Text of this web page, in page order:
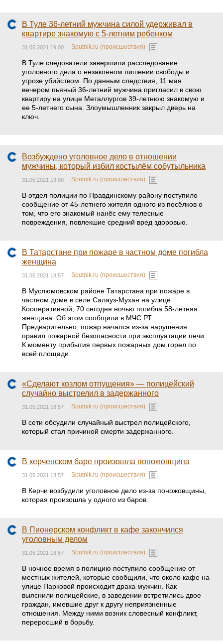
В Туле 36-летний мужчина силой удерживал в
квартире знакомую с 5-летним ребенком
31.05.2021 19:00 Sputnik.ru (происшествия)
В Туле следователи завершили расследование
уголовного дела о незаконном лишении свободы и
угрозе убийством. По данным следствия, 11 мая
вечером пьяный 36-летний мужчина пригласил в свою
квартиру на улице Металлургов 39-летнюю знакомую и
ее 5-летнего сына. Злоумышленник закрыл дверь на
ключ.
Возбуждено уголовное дело в отношении
мужчины, который избил костылём собутыльника
31.05.2021 19:00 Sputnik.ru (происшествия)
В отдел полиции по Правдинскому району поступило
сообщение от 45-летнего жителя одного из посёлков о
том, что его знакомый нанёс ему телесные
повреждения, повлекшие средний вред здоровью.
В Татарстане при пожаре в частном доме погибла
женщина
31.05.2021 18:57 Sputnik.ru (происшествия)
В Муслюмовском районе Татарстана при пожаре в
частном доме в селе Салауз-Мухан на улице
Кооперативной, 70 сегодня ночью погибла 58-летняя
женщина. Об этом сообщили в МЧС РТ.
Предварительно, пожар начался из-за нарушения
правил пожарной безопасности при эксплуатации печи.
К моменту прибытия первых пожарных дом горел по
всей площади.
«Сделают козлом отпущения» — полицейский
случайно выстрелил в задержанного
31.05.2021 18:57 Sputnik.ru (происшествия)
В сети обсудили случайный выстрел полицейского,
который стал причиной смерти задержанного.
В керченском баре произошла поножовщина
31.05.2021 18:57 Sputnik.ru (происшествия)
В Керчи возбудили уголовное дело из-за поножовщины,
которая произошла у одного из баров.
В Пионерском конфликт в кафе закончился
уголовным делом
31.05.2021 18:57 Sputnik.ru (происшествия)
В ночное время в полицию поступило сообщение от
местных жителей, которые сообщили, что около кафе на
улице Парковой происходит драка мужчин. Как
выяснили полицейские, в заведении встретились двое
граждан, имевшие друг к другу неприязненные
отношения. Между ними возник словесный конфликт,
переросший в борьбу.